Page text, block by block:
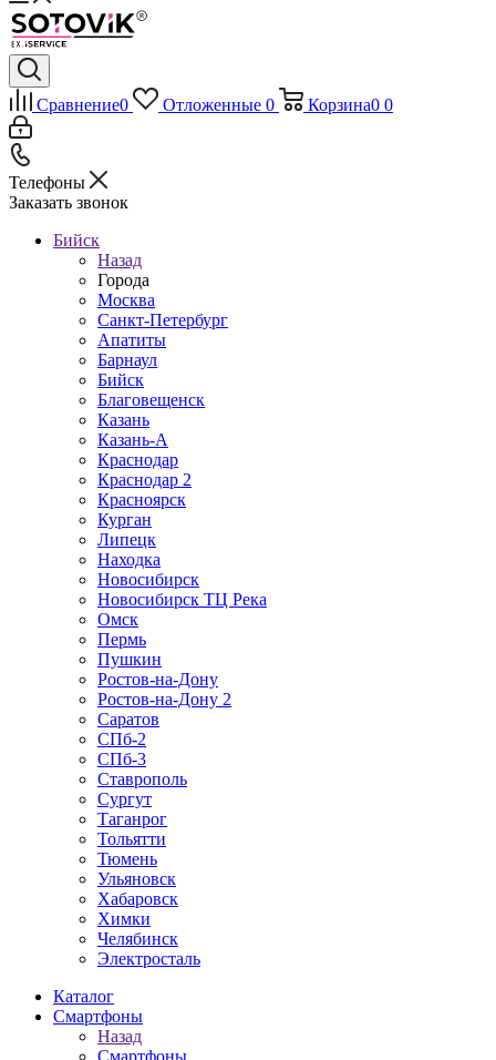
Сравнение0 Отложенные 0 Корзина0 0
Телефоны
Заказать звонок
Бийск
Назад
Города
Москва
Санкт-Петербург
Апатиты
Барнаул
Бийск
Благовещенск
Казань
Казань-А
Краснодар
Краснодар 2
Красноярск
Курган
Липецк
Находка
Новосибирск
Новосибирск ТЦ Река
Омск
Пермь
Пушкин
Ростов-на-Дону
Ростов-на-Дону 2
Саратов
СПб-2
СПб-3
Ставрополь
Сургут
Таганрог
Тольятти
Тюмень
Ульяновск
Хабаровск
Химки
Челябинск
Электросталь
Каталог
Смартфоны
Назад
Смартфоны